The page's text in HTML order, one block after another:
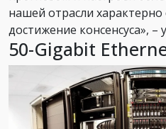
нашей отрасли
достижение консенсуса», –
50-Gigabit